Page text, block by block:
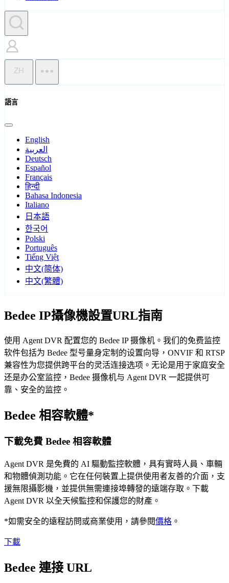
ZH
語言
English
العربية
Deutsch
Español
Français
हिन्दी
Bahasa Indonesia
Italiano
日本語
한국어
Polski
Português
Tiếng Việt
中文(简体)
中文(繁體)
Bedee IP攝像機設置URL指南
使用 Agent DVR 配置您的 Bedee IP 摄像机。我们的免费监控
软件包括为 Bedee 型号量身定制的设置向导，ONVIF 和 RTSP
兼容性为您提供跨平台的灵活连接选项。无论是用于家庭安全
还是办公室监控，Bedee 摄像机与 Agent DVR 一起提供可
靠、安全的监控。
Bedee 相容軟體*
下載免費 Bedee 相容軟體
Agent DVR 是免費的 AI 驅動監控軟體，具有實時人員、車輛
和物體偵測功能。它在任何裝置上提供使用者友善的介面，支
援無限攝影機，並提供無需連接埠轉發的遠端存取。下載
Agent DVR 以全天候監控和保護您的財產。
*如需安全的遠程訪問或商業使用，請參閱價格 。
下載
Bedee 連接 URL